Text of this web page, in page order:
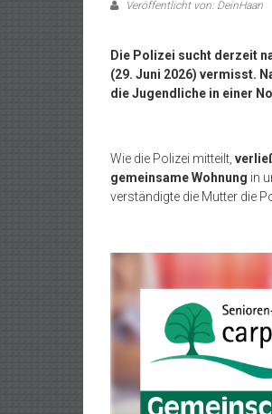
Veröffentlicht von: DeinHaan
Die Polizei sucht derzeit
(29. Juni 2026) vermisst.
die Jugendliche in einer
Wie die Polizei mitteilt,
gemeinsame Wohnung in
verständigte die Mutter die